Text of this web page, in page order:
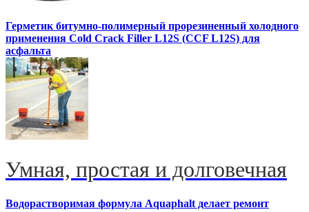
Герметик битумно-полимерный прорезиненный холодного
применения Cold Crack Filler L12S (ССF L12S) для
асфальта
Умная, простая и долговечная
Водорастворимая формула Aquaphalt делает ремонт